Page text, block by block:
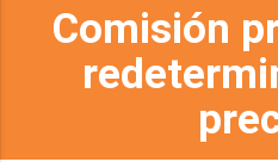
Comisión